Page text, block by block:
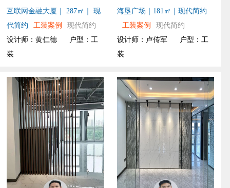
互联网金融大厦｜ 287㎡｜ 现
代简约
工装案例
现代简约
设计师：黄仁德
户型：工
装
海垦广场｜181㎡｜现代简约
工装案例
现代简约
设计师：卢传军
户型：工
装